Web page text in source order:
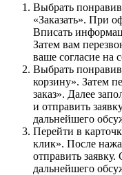
Выбрать
«Заказать». При
Вписать
Затем вам
ваше согласие на
Выбрать
корзину». Затем
заказ». Далее
и отправить
дальнейшего
Перейти в
клик». После
отправить
дальнейшего